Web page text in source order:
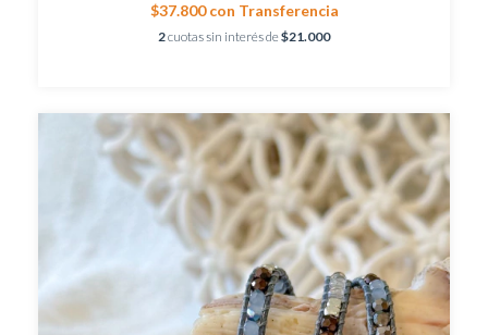
$37.800con Transferencia
2cuotas sin interés de$21.000